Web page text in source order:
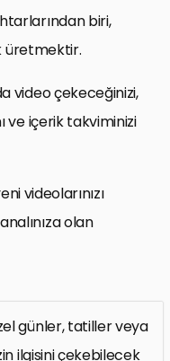
biri,
üretmektir.
video çekeceğinizi,
ve içerik takviminizi
videolarınızı
olan
günler, tatiller veya
ilgisini çekebilecek